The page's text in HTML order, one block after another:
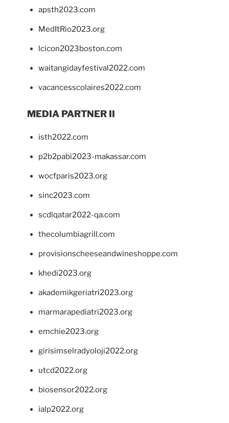
apsth2023.com
MedItRio2023.org
lcicon2023boston.com
waitangidayfestival2022.com
vacancesscolaires2022.com
MEDIA PARTNER II
isth2022.com
p2b2pabi2023-makassar.com
wocfparis2023.org
sinc2023.com
scdlqatar2022-qa.com
thecolumbiagrill.com
provisionscheeseandwineshoppe.com
khedi2023.org
akademikgeriatri2023.org
marmarapediatri2023.org
emchie2023.org
girisimselradyoloji2022.org
utcd2022.org
biosensor2022.org
ialp2022.org